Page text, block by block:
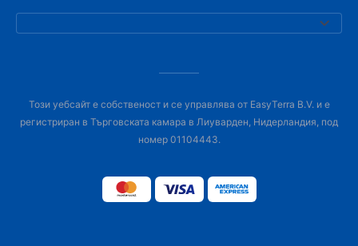
Този уебсайт е собственост и се управлява от EasyTerra B.V. и е
регистриран в Търговската камара в Лиуварден, Нидерландия, под
номер 01104443.